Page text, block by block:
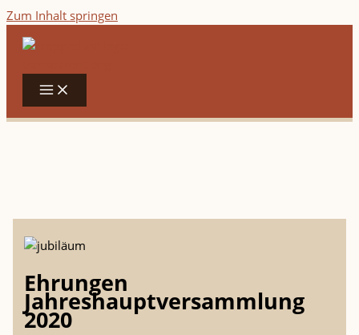
Zum Inhalt springen
Ehrungen
Jahreshauptversammlung
2020